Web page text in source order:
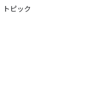
トピック